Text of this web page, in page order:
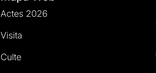
Actes 2026
Visita
Culte